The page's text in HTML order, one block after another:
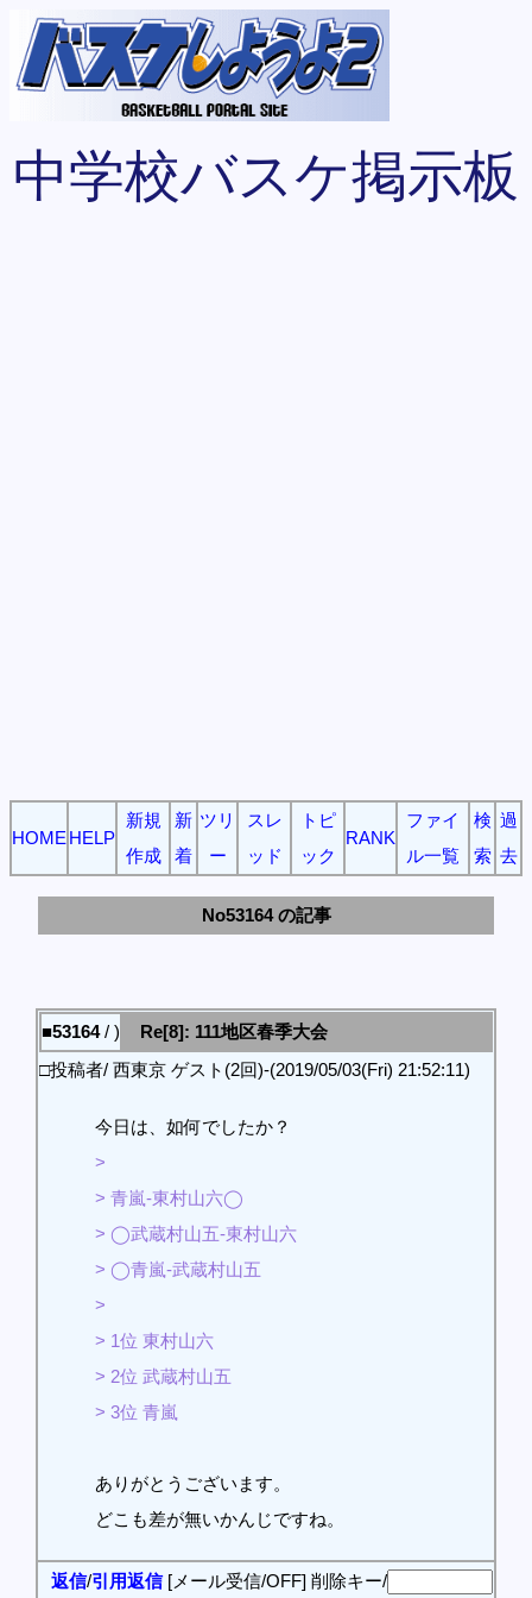
中学校バスケ掲示板
HOME HELP
新規
作成
新
着
ツリ
ー
スレ
ッド
トピ
ック
RANK
ファイ
ル一覧
検
索
過
去
No53164 の記事
■53164/ )
Re[8]: 111地区春季大会
□投稿者/ 西東京 ゲスト(2回)-(2019/05/03(Fri) 21:52:11)
今日は、如何でしたか？
>
> 青嵐-東村山六◯
> ◯武蔵村山五-東村山六
> ◯青嵐-武蔵村山五
>
> 1位 東村山六
> 2位 武蔵村山五
> 3位 青嵐
ありがとうございます。
どこも差が無いかんじですね。
返信/引用返信[メール受信/OFF] 削除キー/